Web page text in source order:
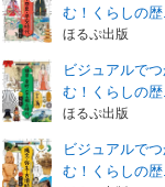
む！くらしの
ほるぷ出版
ビジュアルで
む！くらしの
ほるぷ出版
ビジュアルで
む！くらしの